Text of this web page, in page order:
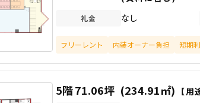
礼金 なし
フリーレント 内装オーナー負担 短期
5階71.06坪 (234.91㎡) 【